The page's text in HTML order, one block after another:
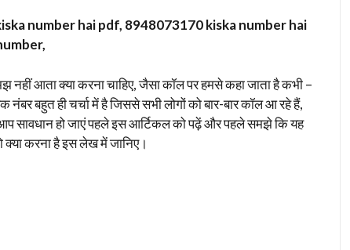
number hai pdf, 8948073170 kiska number hai
आता क्या करना चाहिए, जैसा कॉल पर हमसे कहा जाता है कभी –
बहुत ही चर्चा में है जिससे सभी लोगों को बार-बार कॉल आ रहे हैं,
सावधान हो जाएं पहले इस आर्टिकल को पढ़ें और पहले समझे कि यह
करना है इस लेख में जानिए।